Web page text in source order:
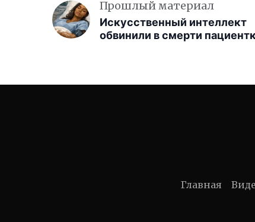
Прошлый материал
Искусственный интеллект
обвинили в смерти
Главная